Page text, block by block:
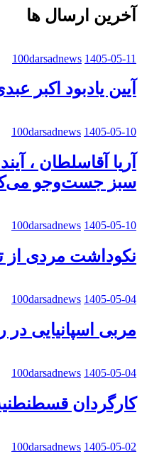
آخرین ارسال ها
100darsadnews 1405-05-11
آیین یادبود اکبر
100darsadnews 1405-05-10
آریا آقاسلطان ،
سبز جست‌وجو
100darsadnews 1405-05-10
نکوداشت مردی از
100darsadnews 1405-05-04
مربی اسپانیایی در
100darsadnews 1405-05-04
کارگردان
100darsadnews 1405-05-02